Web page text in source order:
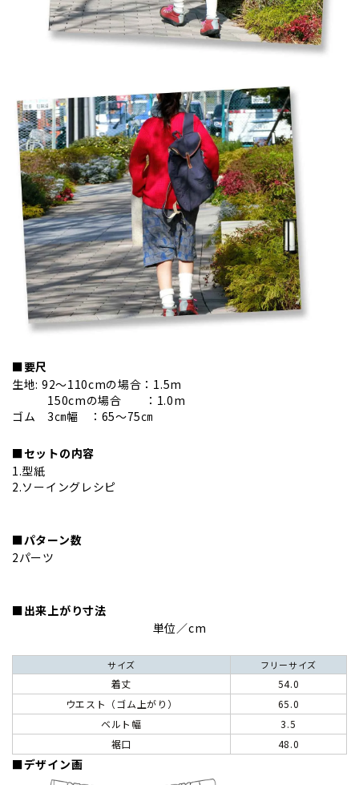
■要尺
生地: 92～110cmの場合：1.5m
150cmの場合 ：1.0m
ゴム 3㎝幅 ：65～75㎝
■セットの内容
1.型紙
2.ソーイングレシピ
■パターン数
2パーツ
■出来上がり寸法
単位／cm
サイズ フリーサイズ
着丈
54.0
ウエスト（ゴム上がり）
65.0
ベルト幅
3.5
裾口
48.0
■デザイン画